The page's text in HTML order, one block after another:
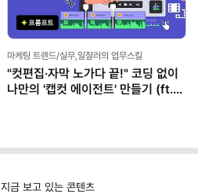
마케팅 트렌드/실무,일잘러의 업무스킬
"컷편집·자막 노가다 끝!" 코딩 없이
나만의 '캡컷 에이전트' 만들기 (ft.
지금 보고 있는 콘텐츠